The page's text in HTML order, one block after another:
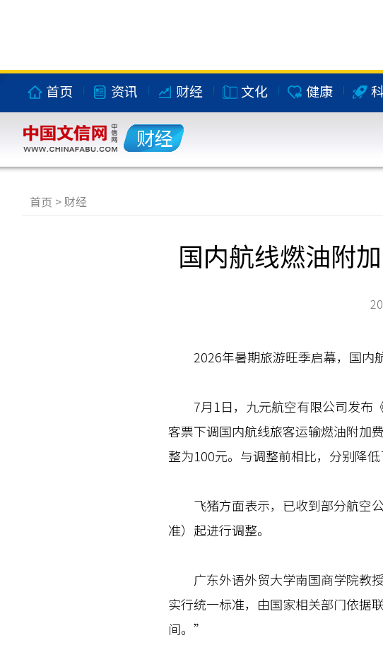
首页 资讯 财经 文化 健康
财经
首页 > 财经
国内航线燃油附
2026年暑期旅游旺季启幕，国内航
7月1日，九元航空有限公司发布《
客票下调国内航线旅客运输燃油附加
整为100元。与调整前相比，分别降低
飞猪方面表示，已收到部分航空公
准）起进行调整。
广东外语外贸大学南国商学院教授
实行统一标准，由国家相关部门依据
间。”